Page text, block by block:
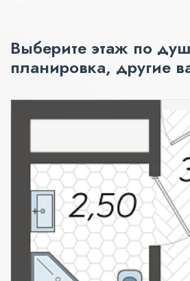
Выберите этаж по
планировка, другие